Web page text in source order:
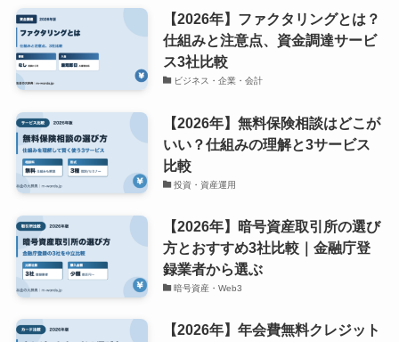
【2026年】ファクタリングとは？
仕組みと注意点、資金調達サービ
ス3社比較
ビジネス・企業・会計
【2026年】無料保険相談はどこが
いい？仕組みの理解と3サービス
比較
投資・資産運用
【2026年】暗号資産取引所の選び
方とおすすめ3社比較｜金融庁登
録業者から選ぶ
暗号資産・Web3
【2026年】年会費無料クレジット